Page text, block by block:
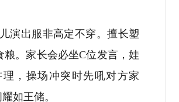
演出服非高定不穿。擅长塑
。家长会必坐C位发言，娃
，操场冲突时先吼对方家
如王储。